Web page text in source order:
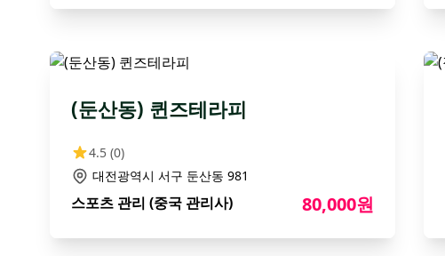
(둔산동) 퀸즈테라피
4.5 (0)
대전광역시 서구 둔산동 981
스포츠 관리 (중국 관리사) 80,000원